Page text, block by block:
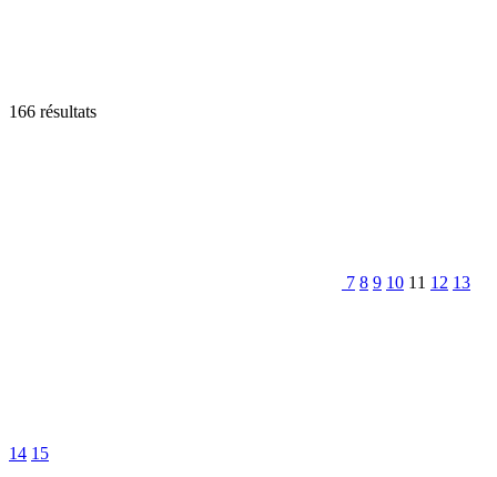
166 résultats
7 8 9 10 11 12 13
14 15